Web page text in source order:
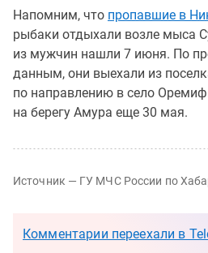
Напомним, что пропавшие в
рыбаки отдыхали возле мыса
из мужчин нашли 7 июня. По
данным, они выехали из
по направлению в село
на берегу Амура еще 30 мая.
Источник — ГУ МЧС России по
Комментарии переехали в